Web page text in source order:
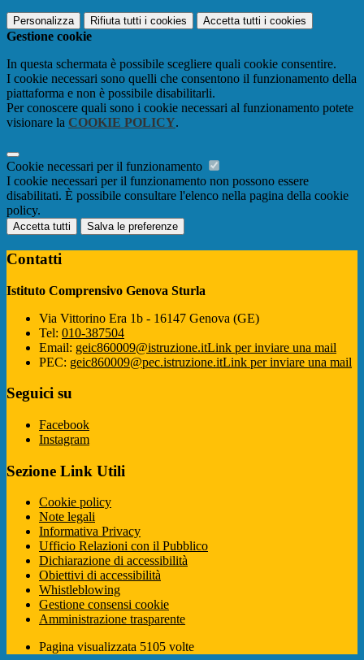
Personalizza Rifiuta tutti i cookies Accetta tutti i cookies
Gestione cookie
In questa schermata è possibile scegliere quali cookie consentire.
I cookie necessari sono quelli che consentono il funzionamento della
piattaforma e non è possibile disabilitarli.
Per conoscere quali sono i cookie necessari al funzionamento potete
visionare la COOKIE POLICY.
Cookie necessari per il funzionamento
I cookie necessari per il funzionamento non possono essere
disabilitati. È possibile consultare l'elenco nella pagina della cookie
policy.
Accetta tutti Salva le preferenze
Contatti
Istituto Comprensivo Genova Sturla
Via Vittorino Era 1b - 16147 Genova (GE)
Tel: 010-387504
Email: geic860009@istruzione.itLink per inviare una mail
PEC: geic860009@pec.istruzione.itLink per inviare una mail
Seguici su
Facebook
Instagram
Sezione Link Utili
Cookie policy
Note legali
Informativa Privacy
Ufficio Relazioni con il Pubblico
Dichiarazione di accessibilità
Obiettivi di accessibilità
Whistleblowing
Gestione consensi cookie
Amministrazione trasparente
Pagina visualizzata 5105 volte